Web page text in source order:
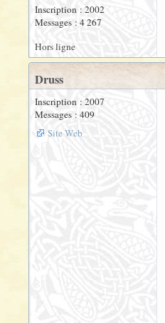
Inscription : 2002
Messages : 4 267
Hors ligne
Druss
Inscription : 2007
Messages : 409
Site Web